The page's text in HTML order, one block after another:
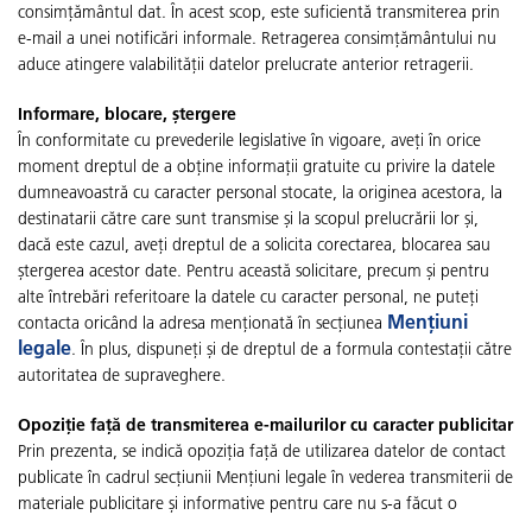
consimțământul dat. În acest scop, este suficientă transmiterea prin
e-mail a unei notificări informale. Retragerea consimțământului nu
aduce atingere valabilității datelor prelucrate anterior retragerii.
Informare, blocare, ștergere
În conformitate cu prevederile legislative în vigoare, aveți în orice
moment dreptul de a obține informații gratuite cu privire la datele
dumneavoastră cu caracter personal stocate, la originea acestora, la
destinatarii către care sunt transmise și la scopul prelucrării lor și,
dacă este cazul, aveți dreptul de a solicita corectarea, blocarea sau
ștergerea acestor date. Pentru această solicitare, precum și pentru
alte întrebări referitoare la datele cu caracter personal, ne puteți
contacta oricând la adresa menționată în secțiunea Mențiuni
legale. În plus, dispuneți și de dreptul de a formula contestații către
autoritatea de supraveghere.
Opoziție față de transmiterea e-mailurilor cu caracter publicitar
Prin prezenta, se indică opoziția față de utilizarea datelor de contact
publicate în cadrul secțiunii Mențiuni legale în vederea transmiterii de
materiale publicitare și informative pentru care nu s-a făcut o